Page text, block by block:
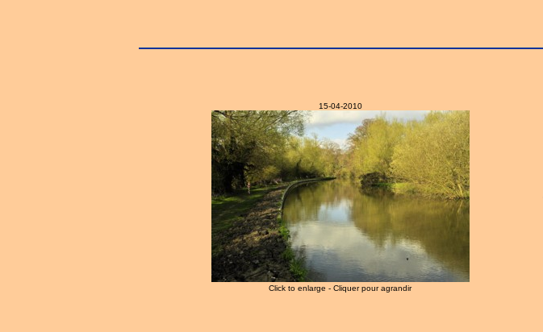
15-04-2010
Click to enlarge - Cliquer pour agrandir